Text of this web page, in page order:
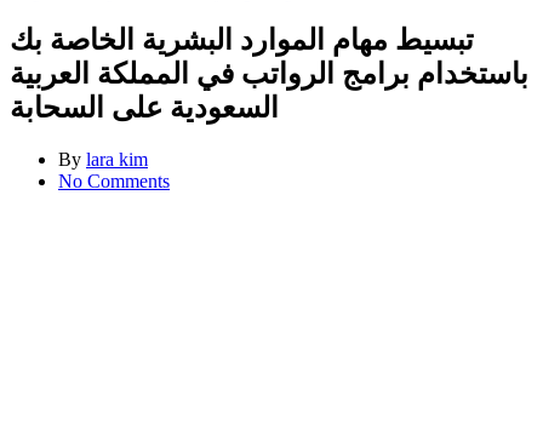
تبسيط مهام الموارد البشرية الخاصة بك
باستخدام برامج الرواتب في المملكة العربية
السعودية على السحابة
By lara kim
No Comments